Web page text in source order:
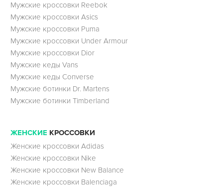
Мужские кроссовки Reebok
Мужские кроссовки Asics
Мужские кроссовки Puma
Мужские кроссовки Under Armour
Мужские кроссовки Dior
Мужские кеды Vans
Мужские кеды Converse
Мужские ботинки Dr. Martens
Мужские ботинки Timberland
ЖЕНСКИЕ КРОССОВКИ
Женские кроссовки Adidas
Женские кроссовки Nike
Женские кроссовки New Balance
Женские кроссовки Balenciaga